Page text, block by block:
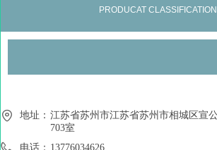
PRODUCAT CLASSIFICATION
地址： 江苏省苏州市江苏省苏州市相城区宣
703室
电话： 13776034626